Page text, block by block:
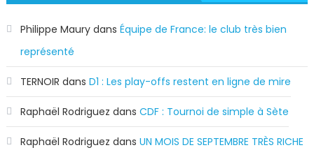
Philippe Maurydans Équipe de France: le club très bien
représenté
TERNOIR dans D1 : Les play-offs restent en ligne de mire
Raphaël Rodriguez dans CDF : Tournoi de simple à Sète
Raphaël Rodriguez dans UN MOIS DE SEPTEMBRE TRÈS RICHE